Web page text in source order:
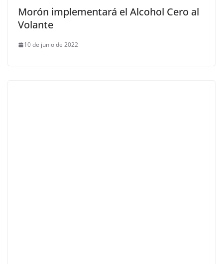
Morón implementará el Alcohol Cero al
Volante
10 de junio de 2022